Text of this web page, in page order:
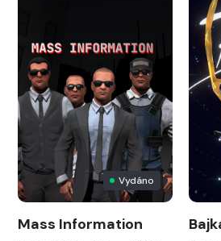
Vydáno
Mass Information